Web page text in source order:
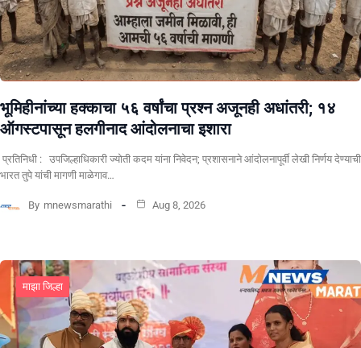
भूमिहीनांच्या हक्काचा ५६ वर्षांचा प्रश्न अजूनही अधांतरी; १४
ऑगस्टपासून हलगीनाद आंदोलनाचा इशारा
प्रतिनिधी : उपजिल्हाधिकारी ज्योती कदम यांना निवेदन; प्रशासनाने आंदोलनापूर्वी लेखी निर्णय देण्याची
भारत तुपे यांची मागणी माळेगाव…
By mnewsmarathi Aug 8, 2026
माझा जिल्हा